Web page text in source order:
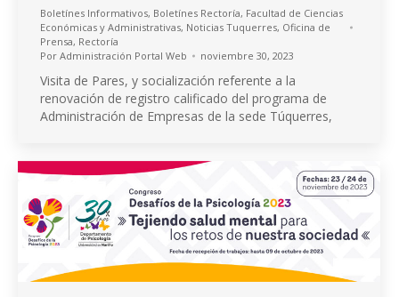
Boletínes Informativos, Boletínes Rectoría, Facultad de Ciencias
Económicas y Administrativas, Noticias Tuquerres, Oficina de
Prensa, Rectoría
Por Administración Portal Web noviembre 30, 2023
Visita de Pares, y socialización referente a la
renovación de registro calificado del programa de
Administración de Empresas de la sede Túquerres,